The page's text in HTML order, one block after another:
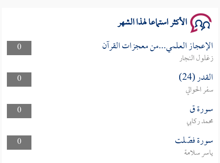
الأكثر استماعا لهذا الشهر
0 الإعجاز العلمي...من معجزات القرآن
زغلول النجار
0
القدر (24)
سفر الحوالي
0
سورة ق
محمد ركابي
0
سورة فصّلت
ياسر سلامة